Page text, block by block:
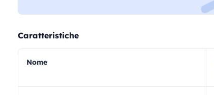
Caratteristiche
Nome